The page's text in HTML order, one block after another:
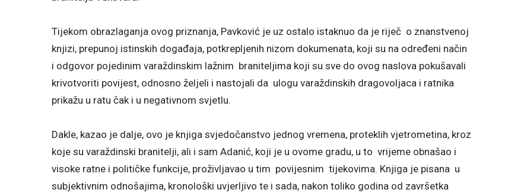
Tijekom obrazlaganja ovog priznanja, Pavković je uz ostalo istaknuo da je riječ o znanstvenoj
knjizi, prepunoj istinskih događaja, potkrepljenih nizom dokumenata, koji su na određeni način
i odgovor pojedinim varaždinskim lažnim braniteljima koji su sve do ovog naslova pokušavali
krivotvoriti povijest, odnosno željeli i nastojali da ulogu varaždinskih dragovoljaca i ratnika
prikažu u ratu čak i u negativnom svjetlu.
Dakle, kazao je dalje, ovo je knjiga svjedočanstvo jednog vremena, proteklih vjetrometina, kroz
koje su varaždinski branitelji, ali i sam Adanić, koji je u ovome gradu, u to vrijeme obnašao i
visoke ratne i političke funkcije, proživljavao u tim povijesnim tijekovima. Knjiga je pisana u
subjektivnim odnošajima, kronološki uvjerljivo te i sada, nakon toliko godina od završetka